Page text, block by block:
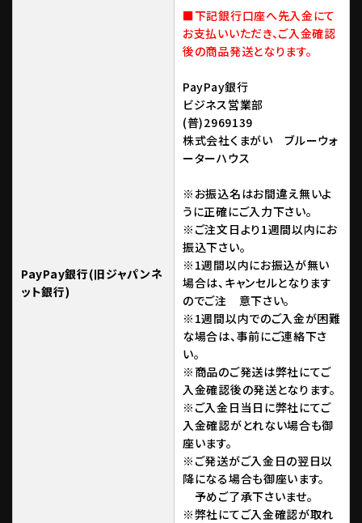
PayPay銀行(旧ジャパンネ
ット銀行)
■下記銀行口座へ先入金にて
お支払いいただき、ご入金確認
後の商品発送となります。
PayPay銀行
ビジネス営業部
(普)2969139
株式会社くまがい ブルーウォ
ーターハウス
※お振込名はお間違え無いよ
うに正確にご入力下さい。
※ご注文日より1週間以内にお
振込下さい。
※1週間以内にお振込が無い
場合は、キャンセルとなります
のでご注 意下さい。
※1週間以内でのご入金が困難
な場合は、事前にご連絡下さ
い。
※商品のご発送は弊社にてご
入金確認後の発送となります。
※ご入金日当日に弊社にてご
入金確認がとれない場合も御
座います。
※ご発送がご入金日の翌日以
降になる場合も御座います。
予めご了承下さいませ。
※弊社にてご入金確認が取れ